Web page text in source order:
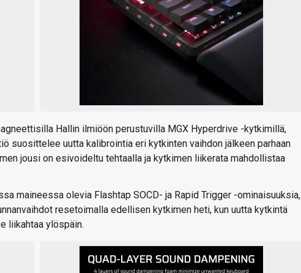
Hallin ilmiöön perustuvilla MGX Hyperdrive -kytkimillä,
suosittelee uutta kalibrointia eri kytkinten vaihdon jälkeen parhaan
jousi on esivoideltu tehtaalla ja kytkimen liikerata mahdollistaa
maineessa olevia Flashtap SOCD- ja Rapid Trigger -ominaisuuksia,
resetoimalla edellisen kytkimen heti, kun uutta kytkintä
liikahtaa ylöspäin.